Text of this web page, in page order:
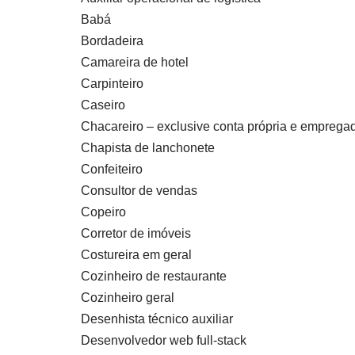
Babá
Bordadeira
Camareira de hotel
Carpinteiro
Caseiro
Chacareiro – exclusive conta própria e
Chapista de lanchonete
Confeiteiro
Consultor de vendas
Copeiro
Corretor de imóveis
Costureira em geral
Cozinheiro de restaurante
Cozinheiro geral
Desenhista técnico auxiliar
Desenvolvedor web full-stack